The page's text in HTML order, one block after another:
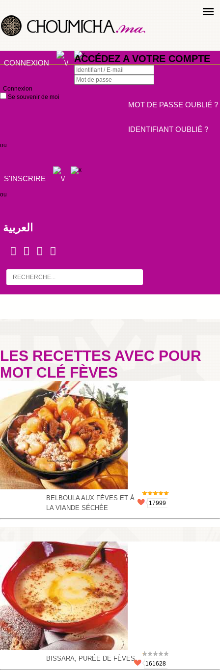
CONNEXION ACCÉDEZ A VOTRE COMPTE
Connexion
Se souvenir de moi
MOT DE PASSE OUBLIÉ ?
IDENTIFIANT OUBLIÉ ?
ou
S'INSCRIRE
ou
العربية
LES RECETTES AVEC POUR
MOT CLÉ FÈVES
BELBOULA AUX FÈVES ET À
LA VIANDE SÉCHÉE
17999
BISSARA, PURÉE DE FÈVES
161628